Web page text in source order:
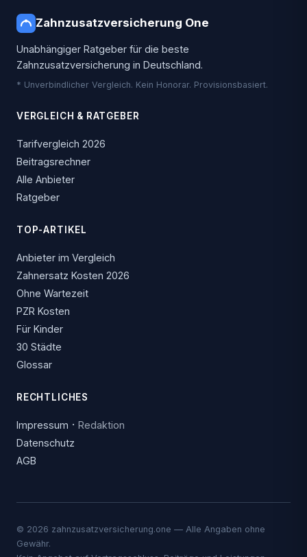
Zahnzusatzversicherung One
Unabhängiger Ratgeber für die beste
Zahnzusatzversicherung in Deutschland.
* Unverbindlicher Vergleich. Kein Honorar. Provisionsbasiert.
VERGLEICH & RATGEBER
Tarifvergleich 2026
Beitragsrechner
Alle Anbieter
Ratgeber
TOP-ARTIKEL
Anbieter im Vergleich
Zahnersatz Kosten 2026
Ohne Wartezeit
PZR Kosten
Für Kinder
30 Städte
Glossar
RECHTLICHES
Impressum · Redaktion
Datenschutz
AGB
© 2026 zahnzusatzversicherung.one — Alle Angaben ohne
Gewähr.